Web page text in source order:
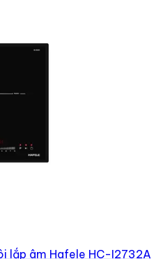
lắp âm Hafele HC-I2732A